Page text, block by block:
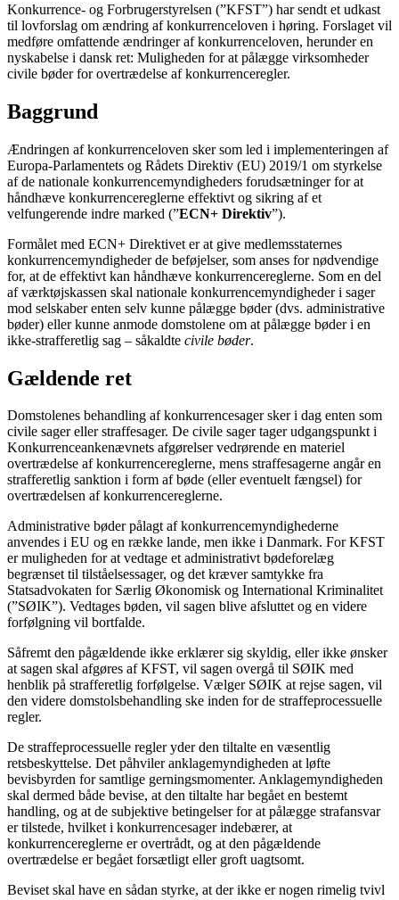
Konkurrence- og Forbrugerstyrelsen (”KFST”) har sendt et udkast
til lovforslag om ændring af konkurrenceloven i høring. Forslaget vil
medføre omfattende ændringer af konkurrenceloven, herunder en
nyskabelse i dansk ret: Muligheden for at pålægge virksomheder
civile bøder for overtrædelse af konkurrenceregler.
Baggrund
Ændringen af konkurrenceloven sker som led i implementeringen af
Europa-Parlamentets og Rådets Direktiv (EU) 2019/1 om styrkelse
af de nationale konkurrencemyndigheders forudsætninger for at
håndhæve konkurrencereglerne effektivt og sikring af et
velfungerende indre marked (”ECN+ Direktiv”).
Formålet med ECN+ Direktivet er at give medlemsstaternes
konkurrencemyndigheder de beføjelser, som anses for nødvendige
for, at de effektivt kan håndhæve konkurrencereglerne. Som en del
af værktøjskassen skal nationale konkurrencemyndigheder i sager
mod selskaber enten selv kunne pålægge bøder (dvs. administrative
bøder) eller kunne anmode domstolene om at pålægge bøder i en
ikke-strafferetlig sag – såkaldte civile bøder.
Gældende ret
Domstolenes behandling af konkurrencesager sker i dag enten som
civile sager eller straffesager. De civile sager tager udgangspunkt i
Konkurrenceankenævnets afgørelser vedrørende en materiel
overtrædelse af konkurrencereglerne, mens straffesagerne angår en
strafferetlig sanktion i form af bøde (eller eventuelt fængsel) for
overtrædelsen af konkurrencereglerne.
Administrative bøder pålagt af konkurrencemyndighederne
anvendes i EU og en række lande, men ikke i Danmark. For KFST
er muligheden for at vedtage et administrativt bødeforelæg
begrænset til tilståelsessager, og det kræver samtykke fra
Statsadvokaten for Særlig Økonomisk og International Kriminalitet
(”SØIK”). Vedtages bøden, vil sagen blive afsluttet og en videre
forfølgning vil bortfalde.
Såfremt den pågældende ikke erklærer sig skyldig, eller ikke ønsker
at sagen skal afgøres af KFST, vil sagen overgå til SØIK med
henblik på strafferetlig forfølgelse. Vælger SØIK at rejse sagen, vil
den videre domstolsbehandling ske inden for de straffeprocessuelle
regler.
De straffeprocessuelle regler yder den tiltalte en væsentlig
retsbeskyttelse. Det påhviler anklagemyndigheden at løfte
bevisbyrden for samtlige gerningsmomenter. Anklagemyndigheden
skal dermed både bevise, at den tiltalte har begået en bestemt
handling, og at de subjektive betingelser for at pålægge strafansvar
er tilstede, hvilket i konkurrencesager indebærer, at
konkurrencereglerne er overtrådt, og at den pågældende
overtrædelse er begået forsætligt eller groft uagtsomt.
Beviset skal have en sådan styrke, at der ikke er nogen rimelig tvivl